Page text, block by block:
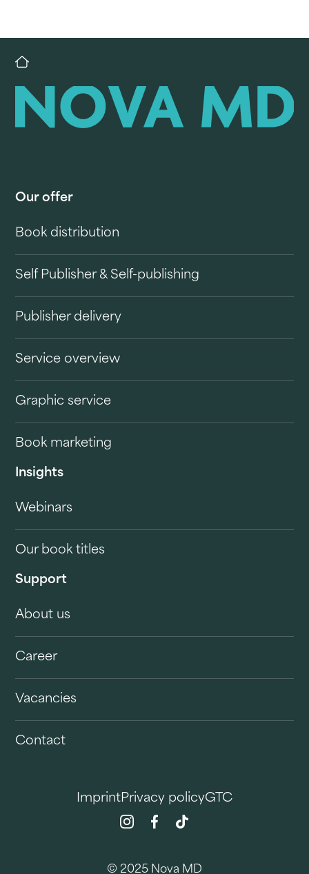
Our offer
Book distribution
Self Publisher & Self-publishing
Publisher delivery
Service overview
Graphic service
Book marketing
Insights
Webinars
Our book titles
Support
About us
Career
Vacancies
Contact
ImprintPrivacy policyGTC
© 2025 Nova MD